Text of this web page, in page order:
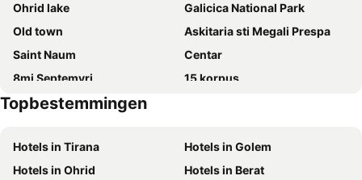
Hotel 1 Maji
Berberi Guest House
Guesthouse Bimbli
Vila Sigal Pogradec
Hotel Justinian
Hotel Driloni
Hotel Bujtina Ollga
Vila Dante Boutique
Fole Guest House
Ohrid lake
Galicica National Park
Old town
Askitaria sti Megali Prespa
Saint Naum
Centar
8mi Septemvri
15 korpus
Ostrovo
Čekoštinа
Leskajca
Luchthaven Ohrid
Gornа Vlаškа mааlа
Topbestemmingen
Hotels in Tirana
Hotels in Golem
Hotels in Ohrid
Hotels in Berat